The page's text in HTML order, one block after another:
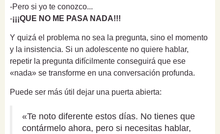
-Pero si yo te conozco...
-¡¡¡QUE NO ME PASA NADA!!!
Y quizá el problema no sea la pregunta, sino el momento
y la insistencia. Si un adolescente no quiere hablar,
repetir la pregunta difícilmente conseguirá que ese
«nada» se transforme en una conversación profunda.
Puede ser más útil dejar una puerta abierta:
«Te noto diferente estos días. No tienes que
contármelo ahora, pero si necesitas hablar,